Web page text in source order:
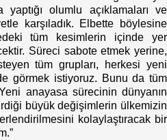
olumlu açıklamaları ve
karşıladık. Elbette böylesine
tüm kesimlerin içinde yer
Süreci sabote etmek yerine,
tüm grupları, herkesi yeni
görmek istiyoruz. Bunu da tüm
anayasa sürecinin dünyanın
büyük değişimlerin ülkemizin
kolaylaştıracak bir